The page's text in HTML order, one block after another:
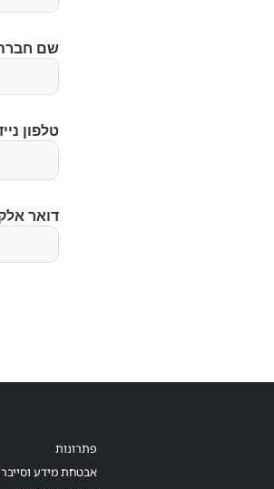
פתרונות
אבטחת מידע וסייבר